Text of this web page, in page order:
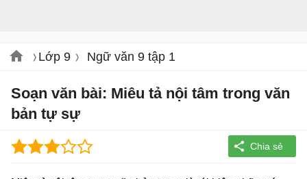
Lớp 9 Ngữ văn 9 tập 1
Soạn văn bài: Miêu tả nội tâm trong văn
bản tự sự